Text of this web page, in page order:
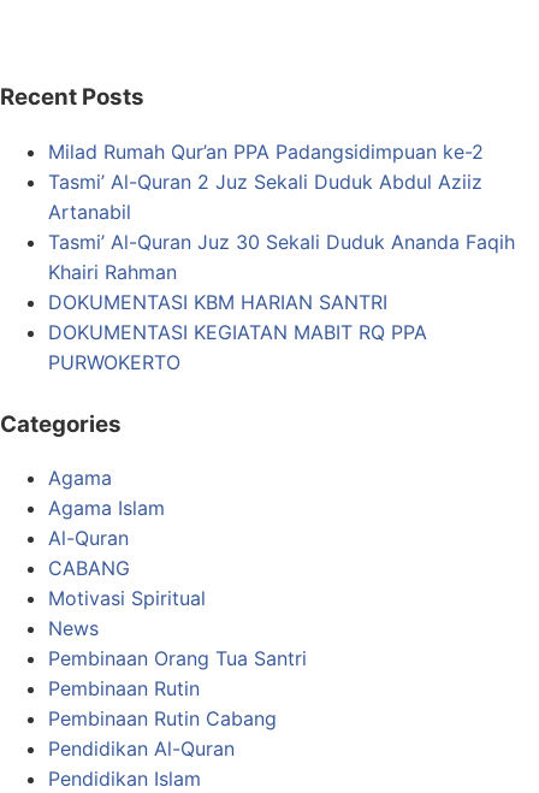
Recent Posts
Milad Rumah Qur’an PPA Padangsidimpuan ke-2
Tasmi’ Al-Quran 2 Juz Sekali Duduk Abdul Aziiz
Artanabil
Tasmi’ Al-Quran Juz 30 Sekali Duduk Ananda Faqih
Khairi Rahman
DOKUMENTASI KBM HARIAN SANTRI
DOKUMENTASI KEGIATAN MABIT RQ PPA
PURWOKERTO
Categories
Agama
Agama Islam
Al-Quran
CABANG
Motivasi Spiritual
News
Pembinaan Orang Tua Santri
Pembinaan Rutin
Pembinaan Rutin Cabang
Pendidikan Al-Quran
Pendidikan Islam